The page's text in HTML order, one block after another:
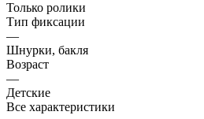
Только ролики
Тип фиксации
—
Шнурки, бакля
Возраст
—
Детские
Все характеристики